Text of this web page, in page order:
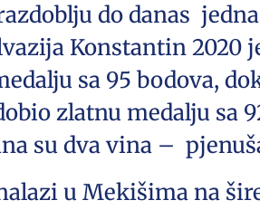
do danas
Konstantin 2020
sa 95 bodova,
zlatnu medalju sa
su dva vina –
u Mekišima na